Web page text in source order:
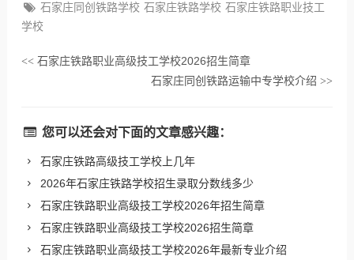
石家庄同创铁路学校 石家庄铁路学校 石家庄铁路职业技工
学校
<<石家庄铁路职业高级技工学校2026招生简章
石家庄同创铁路运输中专学校介绍>>
您可以还会对下面的文章感兴趣：
石家庄铁路高级技工学校上几年
2026年石家庄铁路学校招生录取分数线多少
石家庄铁路职业高级技工学校2026年招生简章
石家庄铁路职业高级技工学校2026招生简章
石家庄铁路职业高级技工学校2026年最新专业介绍